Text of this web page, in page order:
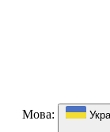
Мова: